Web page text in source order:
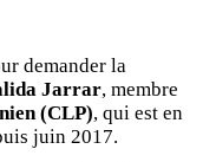
demander la
Jarrar, membre
(CLP), qui est en
juin 2017.